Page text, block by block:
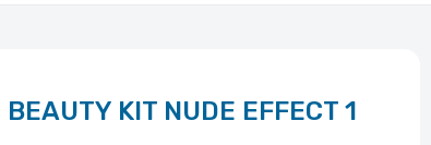
KIT NUDE EFFECT 1